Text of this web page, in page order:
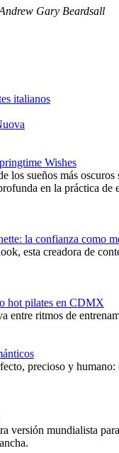
Gary Beardsall
italianos
Wishes
los sueños más oscuros
en la práctica de
la confianza como
esta creadora de
hot pilates en CDMX
entre ritmos de
precioso y humano:
versión mundialista